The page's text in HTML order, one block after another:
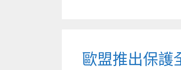
歐盟推出保護